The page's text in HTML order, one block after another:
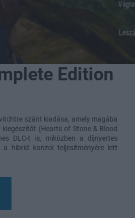
Edition
szánt kiadása, amely magába
(Hearts of Stone & Blood
DLC-t is, miközben a díjnyertes
hibrid konzol teljesítményére lett